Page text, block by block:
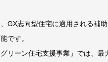
GX志向型住宅に適用される補
です。
リーン住宅支援事業」では、最